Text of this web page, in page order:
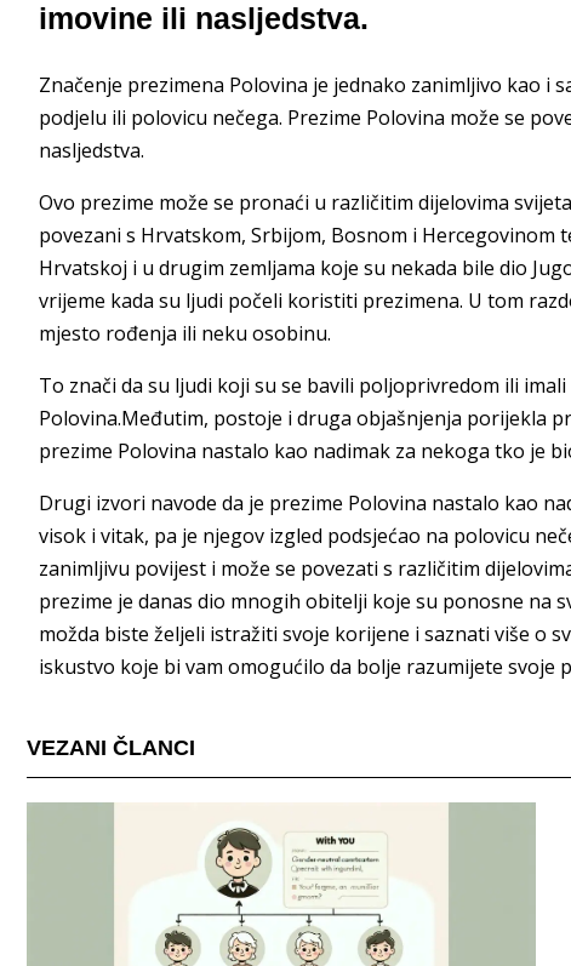
imovine ili nasljedstva.
Značenje prezimena Polovina je jednako zanimljivo kao i
podjelu ili polovicu nečega. Prezime Polovina može se
nasljedstva.
Ovo prezime može se pronaći u različitim dijelovima
povezani s Hrvatskom, Srbijom, Bosnom i Hercegovinom
Hrvatskoj i u drugim zemljama koje su nekada bile dio
vrijeme kada su ljudi počeli koristiti prezimena. U tom
mjesto rođenja ili neku osobinu.
To znači da su ljudi koji su se bavili poljoprivredom ili
Polovina.Međutim, postoje i druga objašnjenja porijekla
prezime Polovina nastalo kao nadimak za nekoga tko je
Drugi izvori navode da je prezime Polovina nastalo kao
visok i vitak, pa je njegov izgled podsjećao na polovicu
zanimljivu povijest i može se povezati s različitim
prezime je danas dio mnogih obitelji koje su ponosne na
možda biste željeli istražiti svoje korijene i saznati više o
iskustvo koje bi vam omogućilo da bolje razumijete svoje
VEZANI ČLANCI